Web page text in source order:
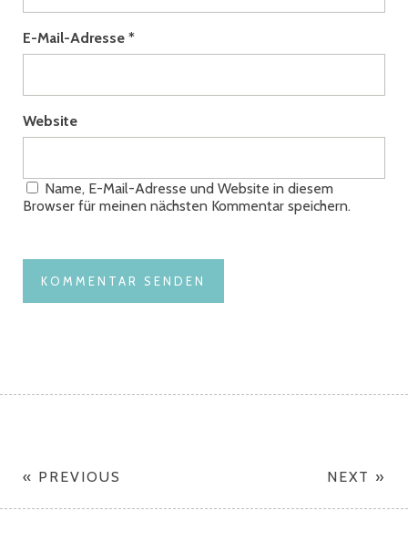
E-Mail-Adresse *
Website
Name, E-Mail-Adresse und Website in diesem
Browser für meinen nächsten Kommentar speichern.
« PREVIOUS NEXT »